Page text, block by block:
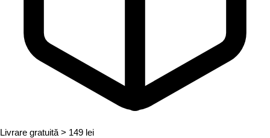
Livrare gratuită > 149 lei